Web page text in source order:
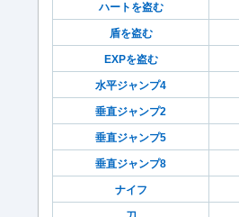
ハートを盗む
盾を盗む
EXPを盗む
水平ジャンプ4
垂直ジャンプ2
垂直ジャンプ5
垂直ジャンプ8
ナイフ